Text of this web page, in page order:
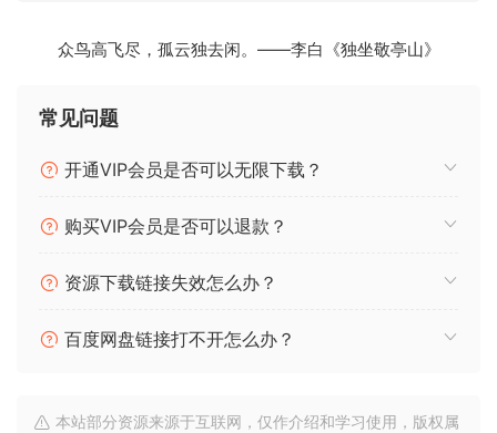
– 三种桶链回声/延迟模型，每种都有其独特的特性和音色。
平滑的操作，确保您的音色每一个细节都被忠实再现。
混音实现完美融合。
面，以适应您的工作流程和屏幕空间偏好。
模糊音色变得直观且不费力。
成到您的Amplifikation 360设置中，提供全面的吉他处理解决
来自nfo的信息：
众鸟高飞尽，孤云独去闲。——李白《独坐敬亭山》
常见问题
开通VIP会员是否可以无限下载？
购买VIP会员是否可以退款？
资源下载链接失效怎么办？
百度网盘链接打不开怎么办？
本站部分资源来源于互联网，仅作介绍和学习使用，版权属